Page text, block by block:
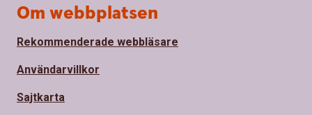
Om webbplatsen
Rekommenderade webbläsare
Användarvillkor
Sajtkarta